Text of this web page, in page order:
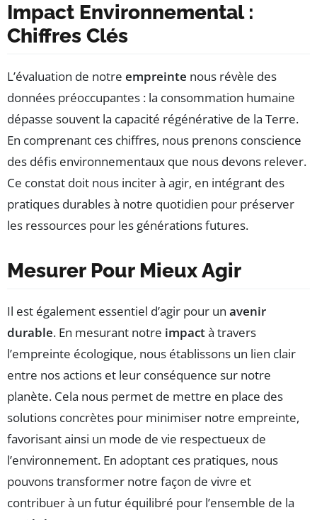
Impact Environnemental :
Chiffres Clés
L’évaluation de notre empreinte nous révèle des
données préoccupantes : la consommation humaine
dépasse souvent la capacité régénérative de la Terre.
En comprenant ces chiffres, nous prenons conscience
des défis environnementaux que nous devons relever.
Ce constat doit nous inciter à agir, en intégrant des
pratiques durables à notre quotidien pour préserver
les ressources pour les générations futures.
Mesurer Pour Mieux Agir
Il est également essentiel d’agir pour un avenir
durable. En mesurant notre impactà travers
l’empreinte écologique, nous établissons un lien clair
entre nos actions et leur conséquence sur notre
planète. Cela nous permet de mettre en place des
solutions concrètes pour minimiser notre empreinte,
favorisant ainsi un mode de vie respectueux de
l’environnement. En adoptant ces pratiques, nous
pouvons transformer notre façon de vivre et
contribuer à un futur équilibré pour l’ensemble de la